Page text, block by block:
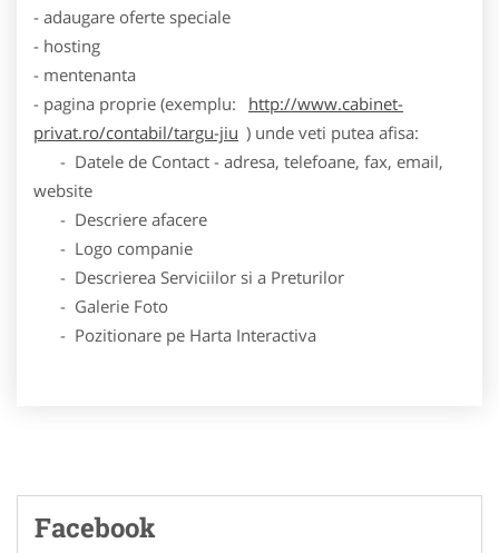
- adaugare oferte speciale
- hosting
- mentenanta
- pagina proprie (exemplu:
http://www.cabinet-
privat.ro/contabil/targu-jiu ) unde veti putea afisa:
- Datele de Contact - adresa, telefoane, fax, email,
website
- Descriere afacere
- Logo companie
- Descrierea Serviciilor si a Preturilor
- Galerie Foto
- Pozitionare pe Harta Interactiva
Facebook